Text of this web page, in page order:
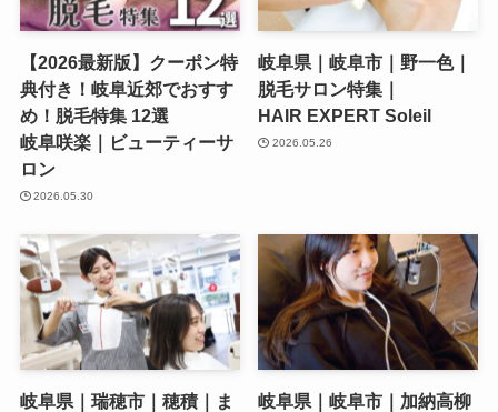
【2026最新版】クーポン特
典付き！岐阜近郊でおすす
め！脱毛特集 12選
岐阜咲楽｜ビューティーサ
ロン
2026.05.30
岐阜県｜岐阜市｜野一色｜
脱毛サロン特集｜
HAIR EXPERT Soleil
2026.05.26
岐阜県｜瑞穂市｜穂積｜ま
岐阜県｜岐阜市｜加納高柳